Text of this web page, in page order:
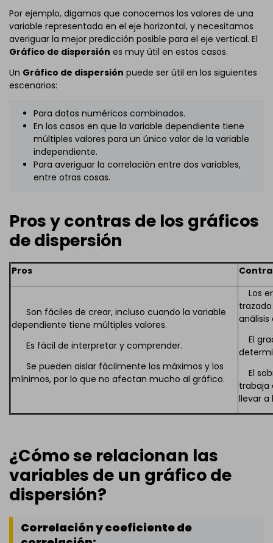
Por ejemplo, digamos que conocemos los valores de una
variable representada en el eje horizontal, y necesitamos
averiguar la mejor predicción posible para el eje vertical. El
Gráfico de dispersión es muy útil en estos casos.
Un Gráfico de dispersión puede ser útil en los siguientes
escenarios:
Para datos numéricos combinados.
En los casos en que la variable dependiente tiene
múltiples valores para un único valor de la variable
independiente.
Para averiguar la correlación entre dos variables,
entre otras cosas.
Pros y contras de los gráficos
de dispersión
Pros
Son fáciles de crear, incluso cuando la variable
dependiente tiene múltiples valores.
Es fácil de interpretar y comprender.
Se pueden aislar fácilmente los máximos y los
mínimos, por lo que no afectan mucho al gráfico.
Los
análisis
El
El
trabaja
llevar a
¿Cómo se relacionan las
variables de un gráfico de
dispersión?
Correlación y coeficiente de